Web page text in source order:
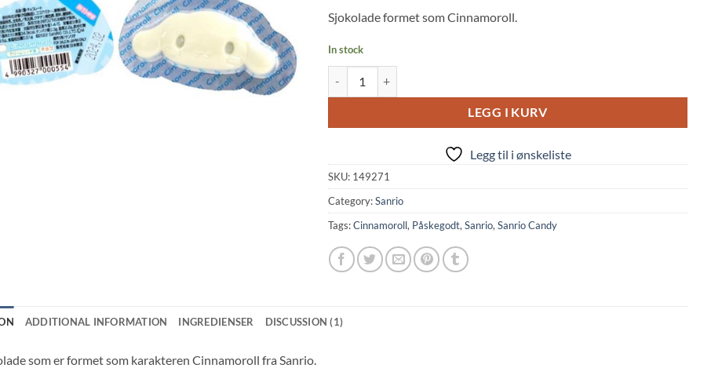
customer
Sjokolade formet som Cinnamoroll.
In stock
LEGG I KURV
Legg til i ønskeliste
SKU: 149271
Category:Sanrio
Tags:Cinnamoroll, Påskegodt, Sanrio, Sanrio Candy
ADDITIONAL INFORMATION INGREDIENSER DISCUSSION (1)
som er formet som karakteren Cinnamoroll fra Sanrio.